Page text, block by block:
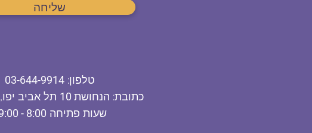
טלפון:
03-644-9914
כתובת: הנחושת תל אביב יפו,
שעות פתיחה 8:00 - 19:00
שליחה